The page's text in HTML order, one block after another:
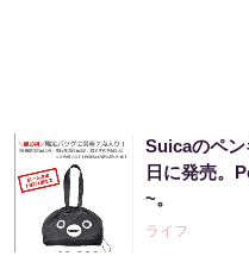
宝くじの買
っていく
PR（合同会社
Suicaのペ
日に発売。
~。
ライフ